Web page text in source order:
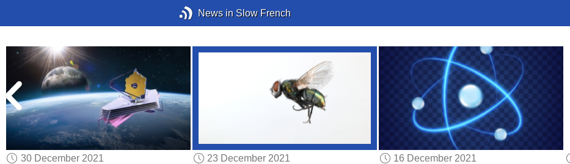
News in Slow French
30 December 2021
23 December 2021
16 December 2021